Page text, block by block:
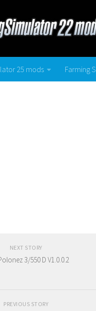
25 mods Farming
NEXT STORY
3/550 D V1.0.0.2
PREVIOUS STORY